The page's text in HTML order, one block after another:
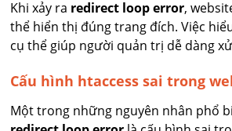
Khi xảy ra redirect loop error,
thể hiển thị đúng trang đích. Việc
cụ thể giúp người quản trị dễ dàng
Cấu hình htaccess sai trong
Một trong những nguyên nhân phổ